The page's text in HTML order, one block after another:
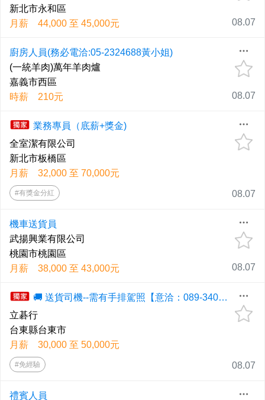
新北市永和區
月薪 44,000 至 45,000元
08.07
廚房人員(務必電洽:05-2324688黃小姐)
(一統羊肉)萬年羊肉爐
嘉義市西區
時薪 210元
08.07
業務專員（底薪+獎金)
全室潔有限公司
新北市板橋區
月薪 32,000 至 70,000元
#有獎金分紅 08.07
機車送貨員
武揚興業有限公司
桃園市桃園區
月薪 38,000 至 43,000元
08.07
🚚 送貨司機--需有手排駕照【意洽：089-340370/0936-383260黃先生】
立碁行
台東縣台東市
月薪 30,000 至 50,000元
#免經驗 08.07
禮賓人員